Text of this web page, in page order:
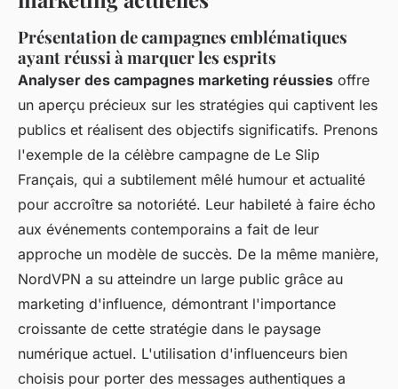
Présentation de campagnes emblématiques
ayant réussi à marquer les esprits
Analyser des campagnes marketing réussies offre
un aperçu précieux sur les stratégies qui captivent les
publics et réalisent des objectifs significatifs. Prenons
l'exemple de la célèbre campagne de Le Slip
Français, qui a subtilement mêlé humour et actualité
pour accroître sa notoriété. Leur habileté à faire écho
aux événements contemporains a fait de leur
approche un modèle de succès. De la même manière,
NordVPN a su atteindre un large public grâce au
marketing d'influence, démontrant l'importance
croissante de cette stratégie dans le paysage
numérique actuel. L'utilisation d'influenceurs bien
choisis pour porter des messages authentiques a